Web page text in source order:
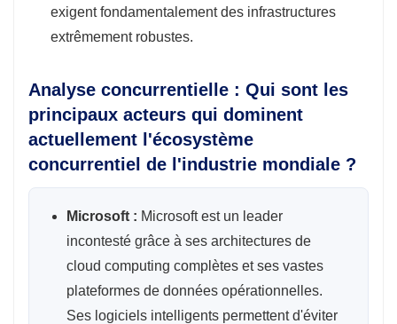
exigent fondamentalement des infrastructures
extrêmement robustes.
Analyse concurrentielle : Qui sont les
principaux acteurs qui dominent
actuellement l'écosystème
concurrentiel de l'industrie mondiale ?
Microsoft : Microsoft est un leader
incontesté grâce à ses architectures de
cloud computing complètes et ses vastes
plateformes de données opérationnelles.
Ses logiciels intelligents permettent d'éviter